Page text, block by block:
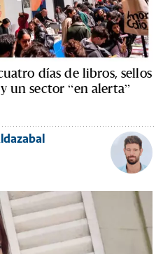
días de libros, sellos
un sector “en alerta”